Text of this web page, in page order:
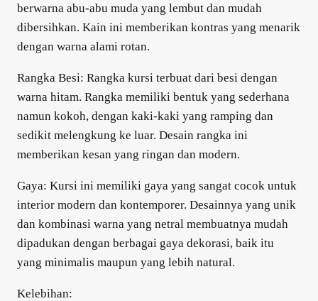
berwarna abu-abu muda yang lembut dan mudah
dibersihkan. Kain ini memberikan kontras yang menarik
dengan warna alami rotan.
Rangka Besi: Rangka kursi terbuat dari besi dengan
warna hitam. Rangka memiliki bentuk yang sederhana
namun kokoh, dengan kaki-kaki yang ramping dan
sedikit melengkung ke luar. Desain rangka ini
memberikan kesan yang ringan dan modern.
Gaya: Kursi ini memiliki gaya yang sangat cocok untuk
interior modern dan kontemporer. Desainnya yang unik
dan kombinasi warna yang netral membuatnya mudah
dipadukan dengan berbagai gaya dekorasi, baik itu
yang minimalis maupun yang lebih natural.
Kelebihan: